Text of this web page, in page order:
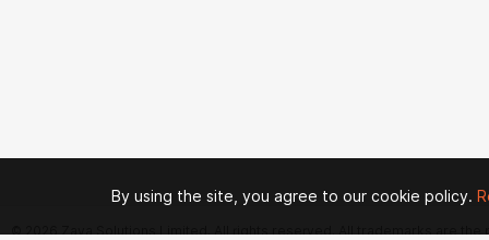
© 2026 Zaya Solutions Limited. All rights reserved. All trademarks are
By using the site, you agree to our cookie policy.